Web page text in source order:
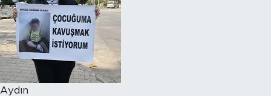
Aydın